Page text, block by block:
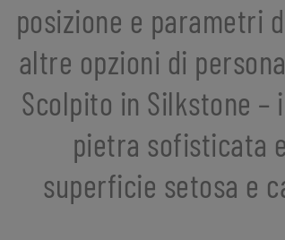
posizione e parametri
altre opzioni di
Scolpito in Silkstone –
pietra sofisticata
superficie setosa e